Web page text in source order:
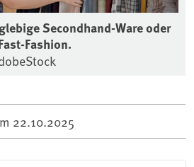
Secondhand-Ware oder
Fashion.
22.10.2025